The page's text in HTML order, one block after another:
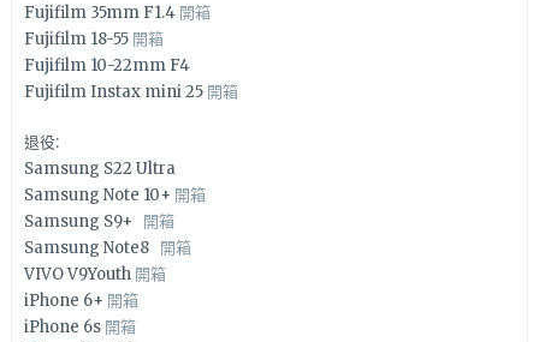
Fujifilm 35mm F1.4 開箱
Fujifilm 18-55 開箱
Fujifilm 10-22mm F4
Fujifilm Instax mini 25 開箱
退役:
Samsung S22 Ultra
Samsung Note 10+ 開箱
Samsung S9+ 開箱
Samsung Note8 開箱
VIVO V9Youth 開箱
iPhone 6+ 開箱
iPhone 6s 開箱